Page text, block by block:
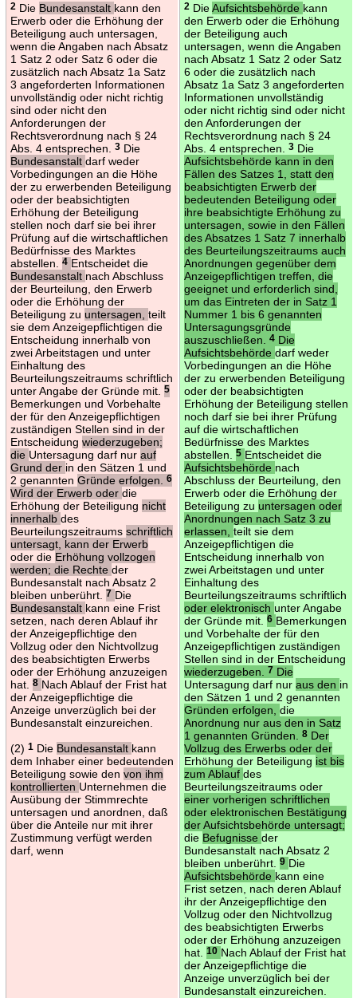
2Die Bundesanstalt kann den
Erwerb oder die Erhöhung der
Beteiligung auch untersagen,
wenn die Angaben nach Absatz
1 Satz 2 oder Satz 6 oder die
zusätzlich nach Absatz 1a Satz
3 angeforderten Informationen
unvollständig oder nicht richtig
sind oder nicht den
Anforderungen der
Rechtsverordnung nach § 24
Abs. 4 entsprechen.
3Die
Bundesanstalt darf weder
Vorbedingungen an die Höhe
der zu erwerbenden Beteiligung
oder der beabsichtigten
Erhöhung der Beteiligung
stellen noch darf sie bei ihrer
Prüfung auf die wirtschaftlichen
Bedürfnisse des Marktes
abstellen.
4 Entscheidet die
Bundesanstalt nach Abschluss
der Beurteilung, den Erwerb
oder die Erhöhung der
Beteiligung zu untersagen, teilt
sie dem Anzeigepflichtigen die
Entscheidung innerhalb von
zwei Arbeitstagen und unter
Einhaltung des
Beurteilungszeitraums schriftlich
unter Angabe der Gründe mit.
5
Bemerkungen und Vorbehalte
der für den Anzeigepflichtigen
zuständigen Stellen sind in der
Entscheidung wiederzugeben;
die Untersagung darf nur auf
Grund der in den Sätzen 1 und
2 genannten Gründe erfolgen. 6
Wird der Erwerb oder die
Erhöhung der Beteiligung nicht
innerhalb des
Beurteilungszeitraums schriftlich
untersagt, kann der Erwerb
oder die Erhöhung vollzogen
werden; die Rechte der
Bundesanstalt nach Absatz 2
bleiben unberührt.
7 Die
Bundesanstalt kann eine Frist
setzen, nach deren Ablauf ihr
der Anzeigepflichtige den
Vollzug oder den Nichtvollzug
des beabsichtigten Erwerbs
oder der Erhöhung anzuzeigen
hat.
8 Nach Ablauf der Frist hat
der Anzeigepflichtige die
Anzeige unverzüglich bei der
Bundesanstalt einzureichen.
(2) 1Die Bundesanstalt kann
dem Inhaber einer bedeutenden
Beteiligung sowie den von ihm
kontrollierten Unternehmen die
Ausübung der Stimmrechte
untersagen und anordnen, daß
über die Anteile nur mit ihrer
Zustimmung verfügt werden
darf, wenn
2DieAufsichtsbehörde kann
den Erwerb oder die Erhöhung
der Beteiligung auch
untersagen, wenn die Angaben
nach Absatz 1 Satz 2 oder Satz
6 oder die zusätzlich nach
Absatz 1a Satz 3 angeforderten
Informationen unvollständig
oder nicht richtig sind oder nicht
den Anforderungen der
Rechtsverordnung nach § 24
Abs. 4 entsprechen.
3Die
Aufsichtsbehörde kann in den
Fällen des Satzes 1, statt den
beabsichtigten Erwerb der
bedeutenden Beteiligung oder
ihre beabsichtigte Erhöhung zu
untersagen, sowie in den Fällen
des Absatzes 1 Satz 7 innerhalb
des Beurteilungszeitraums auch
Anordnungen gegenüber dem
Anzeigepflichtigen treffen, die
geeignet und erforderlich sind,
um das Eintreten der in Satz 1
Nummer 1 bis 6 genannten
Untersagungsgründe
auszuschließen.
4Die
Aufsichtsbehörde darf weder
Vorbedingungen an die Höhe
der zu erwerbenden Beteiligung
oder der beabsichtigten
Erhöhung der Beteiligung stellen
noch darf sie bei ihrer Prüfung
auf die wirtschaftlichen
Bedürfnisse des Marktes
abstellen.
5 Entscheidet die
Aufsichtsbehörde nach
Abschluss der Beurteilung, den
Erwerb oder die Erhöhung der
Beteiligung zu untersagen oder
Anordnungen nach Satz 3 zu
erlassen, teilt sie dem
Anzeigepflichtigen die
Entscheidung innerhalb von
zwei Arbeitstagen und unter
Einhaltung des
Beurteilungszeitraums schriftlich
oder elektronisch unter Angabe
der Gründe mit.
6 Bemerkungen
und Vorbehalte der für den
Anzeigepflichtigen zuständigen
Stellen sind in der Entscheidung
wiederzugeben.
7Die
Untersagung darf nur aus den in
den Sätzen 1 und 2 genannten
Gründen erfolgen, die
Anordnung nur aus den in Satz
1 genannten Gründen.
8Der
Vollzug des Erwerbs oder der
Erhöhung der Beteiligung ist bis
zum Ablauf des
Beurteilungszeitraums oder
einer vorherigen schriftlichen
oder elektronischen Bestätigung
der Aufsichtsbehörde untersagt;
die Befugnisse der
Bundesanstalt nach Absatz 2
bleiben unberührt.
9 Die
Aufsichtsbehörde kann eine
Frist setzen, nach deren Ablauf
ihr der Anzeigepflichtige den
Vollzug oder den Nichtvollzug
des beabsichtigten Erwerbs
oder der Erhöhung anzuzeigen
hat.
10 Nach Ablauf der Frist hat
der Anzeigepflichtige die
Anzeige unverzüglich bei der
Bundesanstalt einzureichen.